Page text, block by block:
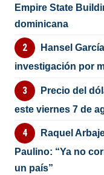
Empire State
dominicana
Hansel
investigación por
Precio del
este viernes 7 de
Raquel
Paulino: “Ya no
un país”